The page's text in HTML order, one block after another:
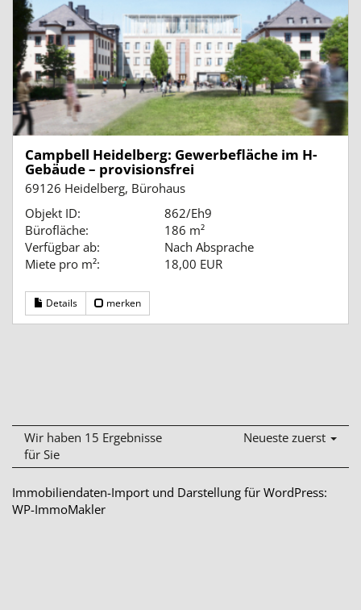
Campbell Heidelberg: Gewerbefläche im H-
Gebäude – provisionsfrei
69126 Heidelberg, Bürohaus
Objekt ID:
862/Eh9
Bürofläche:
186 m²
Verfügbar ab:
Nach Absprache
Miete pro m²:
18,00 EUR
Details merken
Wir haben 15 Ergebnisse
für Sie
Neueste zuerst
Immobiliendaten-Import und Darstellung für WordPress:
WP-ImmoMakler